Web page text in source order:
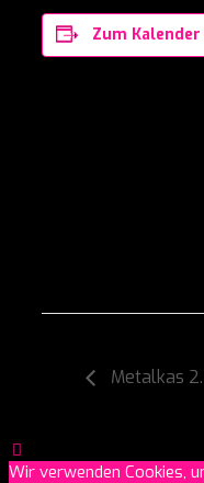
Zum
Metalkas
Wir verwenden Cookies,